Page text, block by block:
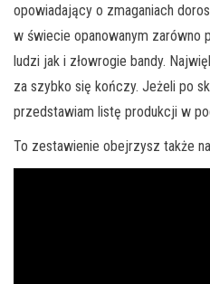
opowiadający o zmaganiach
w świecie opanowanym zarówno
ludzi jak i złowrogie bandy.
za szybko się kończy. Jeżeli po
przedstawiam listę produkcji w
To zestawienie obejrzysz także